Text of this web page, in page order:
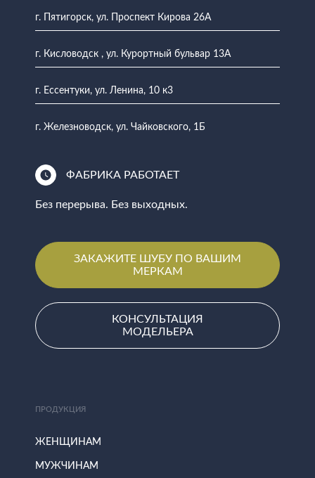
г. Пятигорск, ул. Проспект Кирова 26А
г. Кисловодск , ул. Курортный бульвар 13А
г. Ессентуки, ул. Ленина, 10 к3
г. Железноводск, ул. Чайковского, 1Б
ФАБРИКА РАБОТАЕТ
Без перерыва. Без выходных.
ЗАКАЖИТЕ ШУБУ ПО ВАШИМ
МЕРКАМ
КОНСУЛЬТАЦИЯ
МОДЕЛЬЕРА
ПРОДУКЦИЯ
ЖЕНЩИНАМ
МУЖЧИНАМ